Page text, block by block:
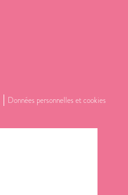
Données personnelles et cookies